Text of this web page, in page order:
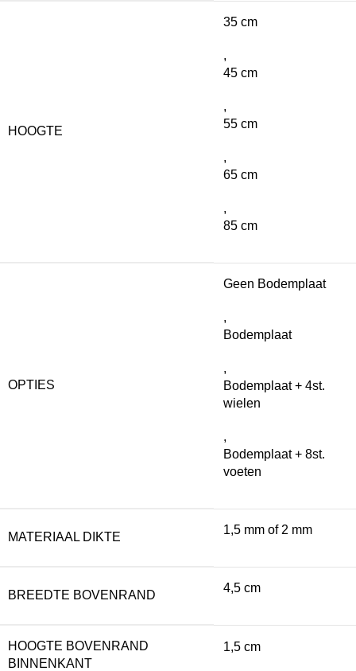
HOOGTE
35 cm
,
45 cm
,
55 cm
,
65 cm
,
85 cm
OPTIES
Geen Bodemplaat
,
Bodemplaat
,
Bodemplaat + 4st.
wielen
,
Bodemplaat + 8st.
voeten
MATERIAAL DIKTE
1,5 mm of 2 mm
BREEDTE BOVENRAND
4,5 cm
HOOGTE BOVENRAND
BINNENKANT
1,5 cm